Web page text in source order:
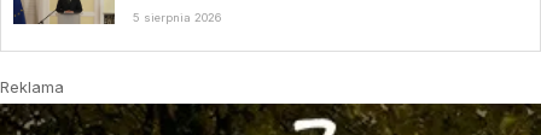
5 sierpnia 2026
Reklama